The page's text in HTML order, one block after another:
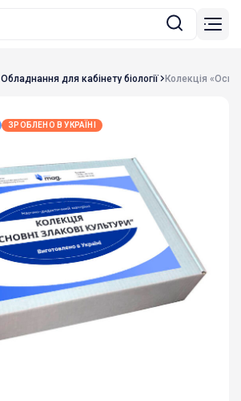
Обладнання для кабінету біології Колекція
ЗРОБЛЕНО В УКРАЇНІ